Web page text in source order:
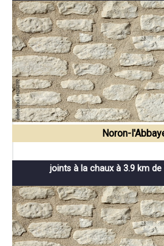
Noron-
joints à la chaux à 3.9 km de